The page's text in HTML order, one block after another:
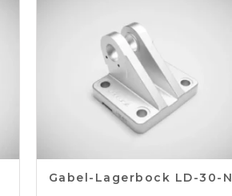
Gabel-Lagerbock LD-30-N